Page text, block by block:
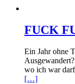
FUCK
Ein Jahr ohne
wo ich war
[…]